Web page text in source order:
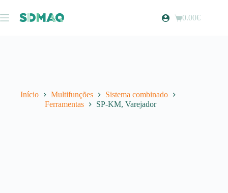
para
o
Carrinho
0.00€
Início Multifunções
Sistema combinado
Ferramentas
SP-KM, Varejador